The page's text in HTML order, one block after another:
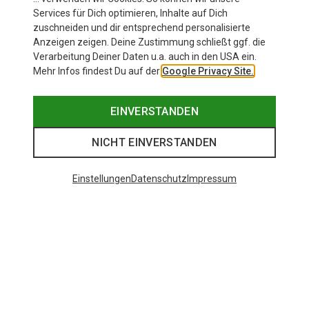
Services für Dich optimieren, Inhalte auf Dich
zuschneiden und dir entsprechend personalisierte
Anzeigen zeigen. Deine Zustimmung schließt ggf. die
Verarbeitung Deiner Daten u.a. auch in den USA ein.
Mehr Infos findest Du auf der Google Privacy Site.
EINVERSTANDEN
NICHT EINVERSTANDEN
EinstellungenDatenschutz Impressum